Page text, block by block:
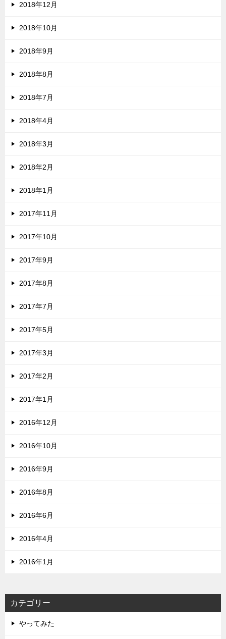
2018年12月
2018年10月
2018年9月
2018年8月
2018年7月
2018年4月
2018年3月
2018年2月
2018年1月
2017年11月
2017年10月
2017年9月
2017年8月
2017年7月
2017年5月
2017年3月
2017年2月
2017年1月
2016年12月
2016年10月
2016年9月
2016年8月
2016年6月
2016年4月
2016年1月
カテゴリー
やってみた